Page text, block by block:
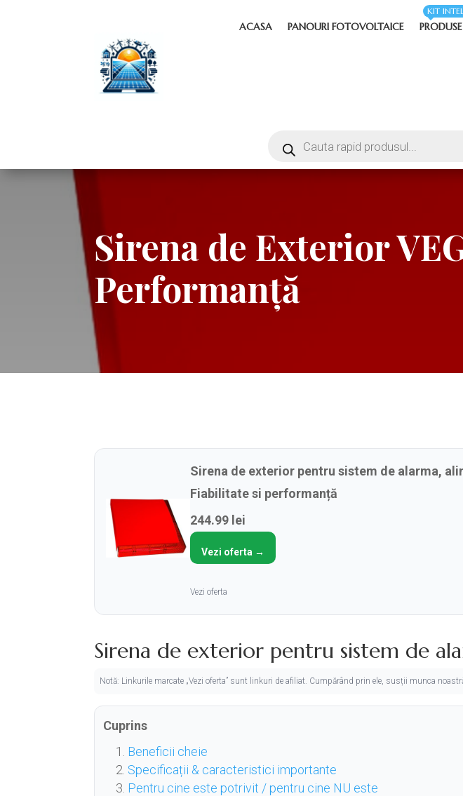
ACASA PANOURI FOTOVOLTAICE PRODUSE
KIT
Sirena de Exterior
Performanță
Sirena de exterior pentru sistem de alarma,
Fiabilitate si performanță
244.99 lei
Vezi oferta →
Vezi oferta
Sirena de exterior pentru sistem de
Notă: Linkurile marcate „Vezi oferta” sunt linkuri de afiliat. Cumpărând prin ele, susții munca
Cuprins
Beneficii cheie
Specificații & caracteristici importante
Pentru cine este potrivit / pentru cine NU este